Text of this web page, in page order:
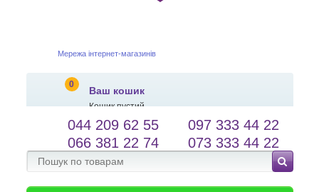
Мережа інтернет-магазинів
0
Ваш кошик
Кошик пустий
salessameto@gmail.com
Зворотній зв'язок
Мова сайту
044 209 62 55
097 333 44 22
066 381 22 74
073 333 44 22